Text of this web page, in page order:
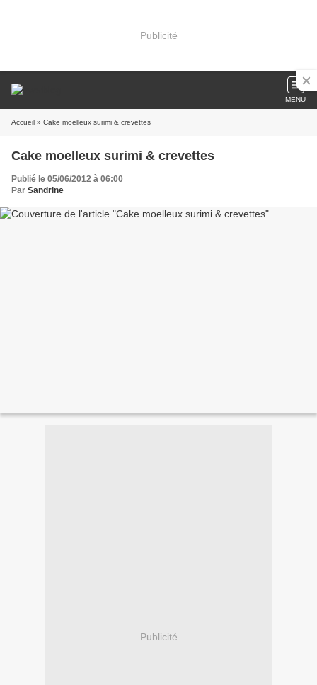
Publicité
MENU
Accueil » Cake moelleux surimi & crevettes
Cake moelleux surimi & crevettes
Publié le 05/06/2012 à 06:00
Par Sandrine
Publicité